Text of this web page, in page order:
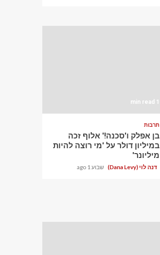
1 min read
תרבות
בן אפלק ו'סכנה!' אלוף זכה
במיליון דולר על 'מי רוצה להיות
מיליונר'
דנה לוי (Dana Levy) שבוע 1 ago